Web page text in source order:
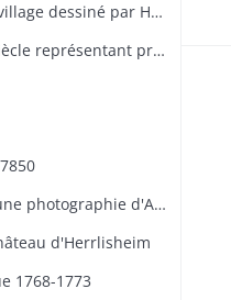
Logelheim : plan MDXLIII de l'ancien village dessiné par Haeffelin, curé de Logelheim, vers 1840. Copie de Jean Stoffel
Murbach : aquarelle du début XIXe siècle représentant probablement l'abbaye de Murbach
Honau : crucifix byzantin (Reprod. d'une photographie d'Adolphe Braun de 1872)
d'Herrlisheim
1768-1773